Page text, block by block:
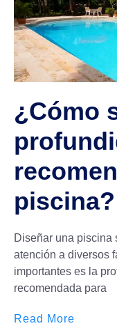
¿Cómo
piscina?
Diseñar una piscina
atención a diversos
importantes es la
recomendada para
Read More